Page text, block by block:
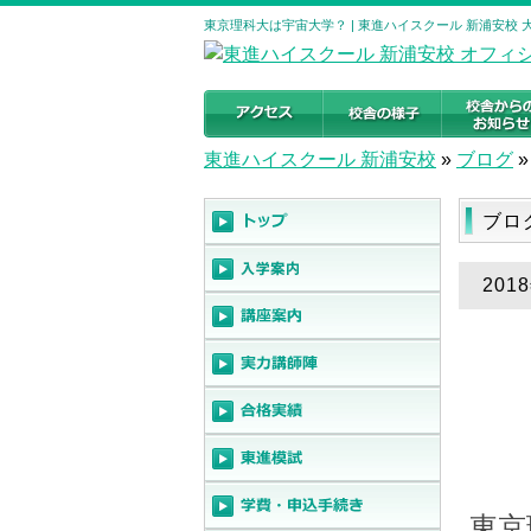
東京理科大は宇宙大学？ | 東進ハイスクール 新浦安校
東進ハイスクール 新浦安校 » ブログ »
ブロ